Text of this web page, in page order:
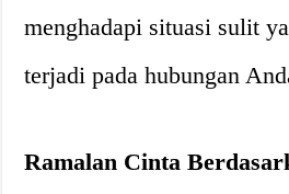
menghadapi situasi sulit
terjadi pada hubungan
Ramalan Cinta